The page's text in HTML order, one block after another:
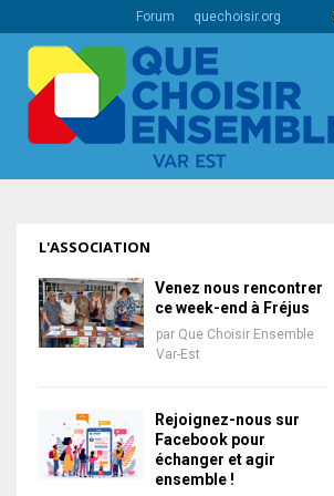
Forum quechoisir.org
barres internationaux
L'ASSOCIATION
Venez nous rencontrer
ce week-end à Fréjus
par Que Choisir Ensemble
Var-Est
Rejoignez-nous sur
Facebook pour
échanger et agir
ensemble !